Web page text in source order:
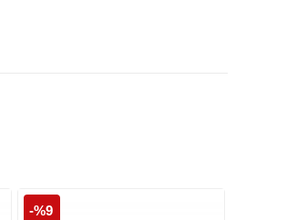
-%9